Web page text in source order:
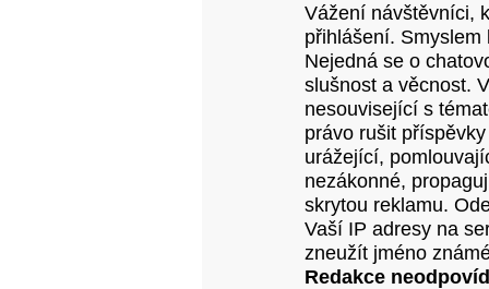
Vážení návštěvníci,
přihlášení.
Nejedná se o
slušnost a věcnost.
nesouvisející s
právo rušit
urážející,
nezákonné,
skrytou reklamu.
Vaší IP adresy na
zneužít jméno
Redakce